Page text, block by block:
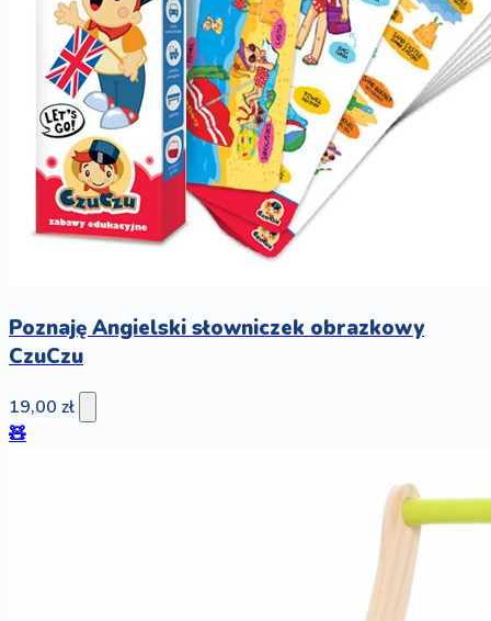
Poznaję Angielski słowniczek obrazkowy
CzuCzu
19,00 zł
🧸